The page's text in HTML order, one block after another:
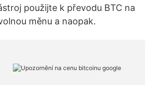
použijte k převodu BTC na
měnu a naopak.